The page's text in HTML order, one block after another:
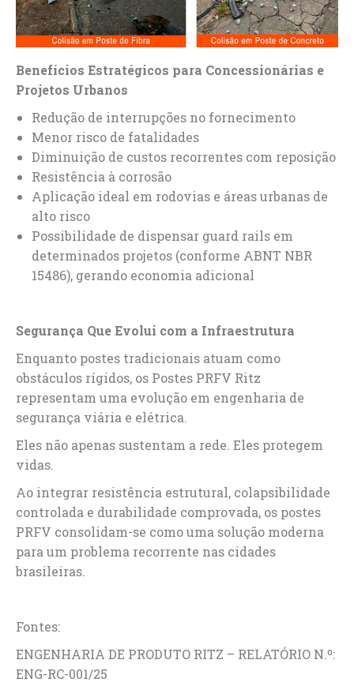
Benefícios Estratégicos para Concessionárias e
Projetos Urbanos
Redução de interrupções no fornecimento
Menor risco de fatalidades
Diminuição de custos recorrentes com reposição
Resistência à corrosão
Aplicação ideal em rodovias e áreas urbanas de
alto risco
Possibilidade de dispensar guard rails em
determinados projetos (conforme ABNT NBR
15486), gerando economia adicional
Segurança Que Evolui com a Infraestrutura
Enquanto postes tradicionais atuam como
obstáculos rígidos, os Postes PRFV Ritz
representam uma evolução em engenharia de
segurança viária e elétrica.
Eles não apenas sustentam a rede. Eles protegem
vidas.
Ao integrar resistência estrutural, colapsibilidade
controlada e durabilidade comprovada, os postes
PRFV consolidam-se como uma solução moderna
para um problema recorrente nas cidades
brasileiras.
Fontes:
ENGENHARIA DE PRODUTO RITZ – RELATÓRIO N.º:
ENG-RC-001/25